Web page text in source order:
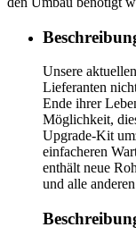
Unsere
Lieferanten
Ende ihrer
Möglichkeit,
Upgrade-Kit
einfacheren
enthält neue
und alle